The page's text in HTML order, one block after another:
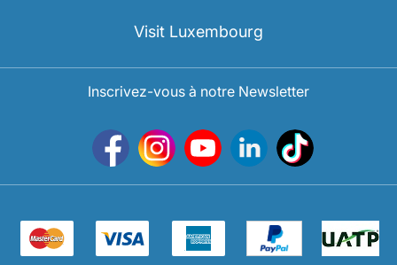
Visit Luxembourg
Inscrivez-vous à notre Newsletter